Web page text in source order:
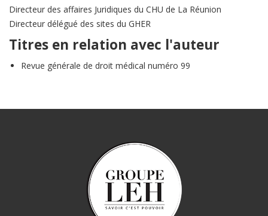
Directeur des affaires Juridiques du CHU de La Réunion
Directeur délégué des sites du GHER
Titres en relation avec l'auteur
Revue générale de droit médical numéro 99